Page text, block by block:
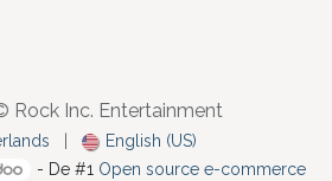
Rock Inc. Entertainment
English (US)
- De #1 Open source e-commerce